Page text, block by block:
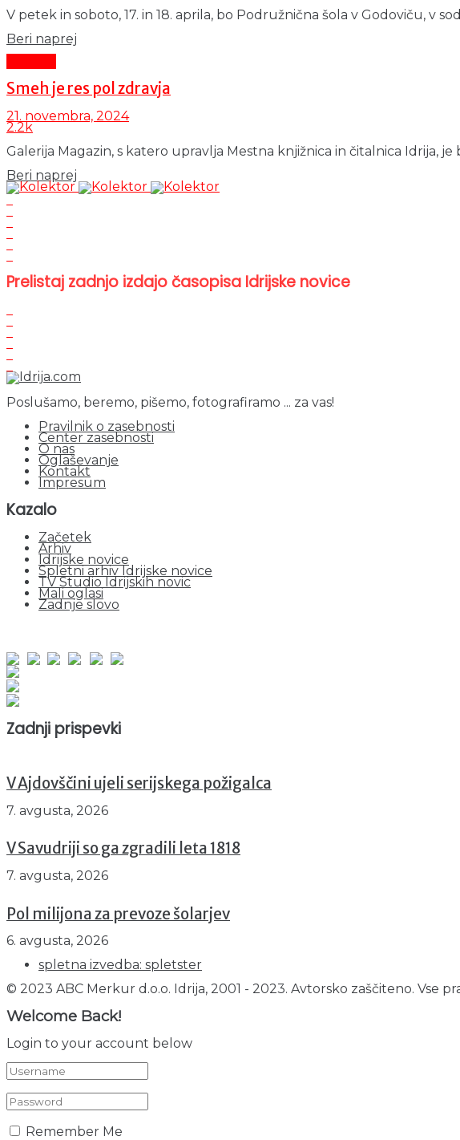
V petek in soboto, 17. in 18. aprila, bo Podružnična šola v Godoviču, v
Beri naprej
Smeh je res pol zdravja
21. novembra, 2024
2.2k
Galerija Magazin, s katero upravlja Mestna knjižnica in čitalnica Idrija,
Beri naprej
Prelistaj zadnjo izdajo časopisa Idrijske novice
Poslušamo, beremo, pišemo, fotografiramo ... za vas!
Pravilnik o zasebnosti
Center zasebnosti
O nas
Oglaševanje
Kontakt
Impresum
Kazalo
Začetek
Arhiv
Idrijske novice
Spletni arhiv Idrijske novice
TV Studio Idrijskih novic
Mali oglasi
Zadnje slovo
Zadnji prispevki
V Ajdovščini ujeli serijskega požigalca
7. avgusta, 2026
V Savudriji so ga zgradili leta 1818
7. avgusta, 2026
Pol milijona za prevoze šolarjev
6. avgusta, 2026
spletna izvedba: spletster
© 2023 ABC Merkur d.o.o. Idrija, 2001 - 2023. Avtorsko zaščiteno. Vse
Welcome Back!
Login to your account below
Remember Me